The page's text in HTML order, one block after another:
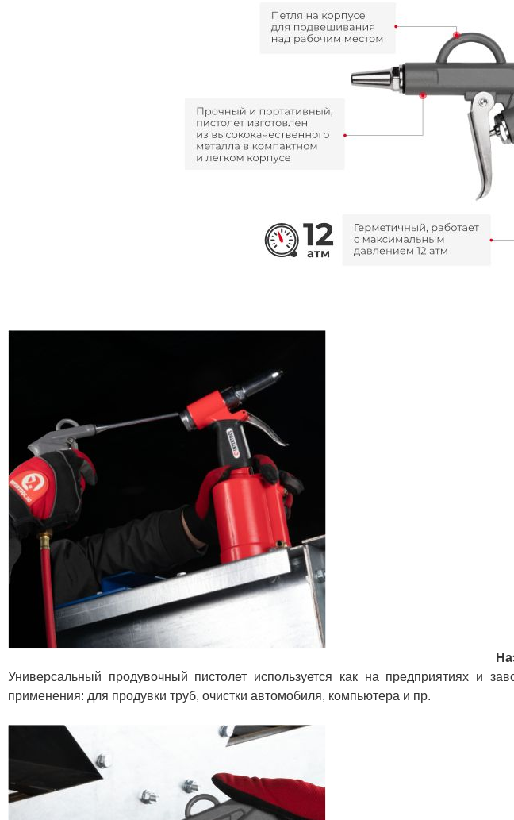
Универсальный продувочный пистолет используется как на предприятиях и
применения: для продувки труб, очистки автомобиля, компьютера и пр.